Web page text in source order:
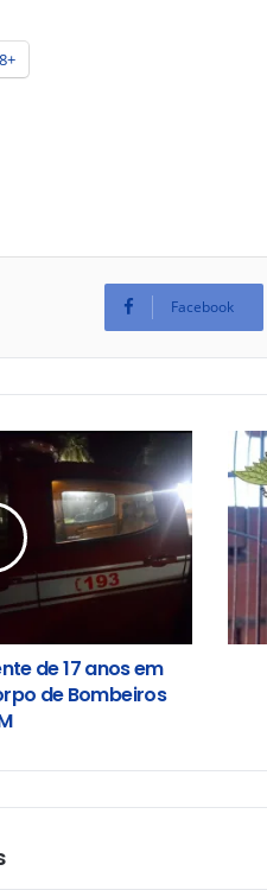
Facebook
de 17 anos em
de Bombeiros